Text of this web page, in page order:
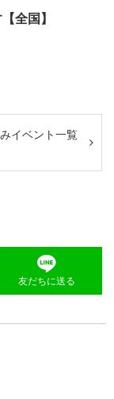
全国】
イベント一覧
友だちに送る